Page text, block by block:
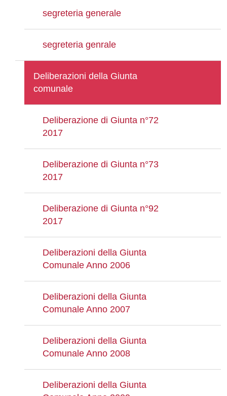
segreteria generale
segreteria genrale
Deliberazioni della Giunta
comunale
Deliberazione di Giunta n°72
2017
Deliberazione di Giunta n°73
2017
Deliberazione di Giunta n°92
2017
Deliberazioni della Giunta
Comunale Anno 2006
Deliberazioni della Giunta
Comunale Anno 2007
Deliberazioni della Giunta
Comunale Anno 2008
Deliberazioni della Giunta